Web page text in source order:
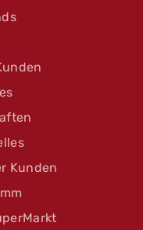
Kunden